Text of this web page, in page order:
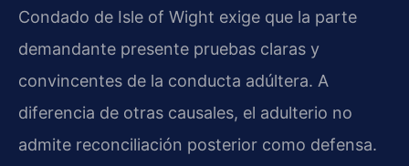
Condado de Isle of Wight exige que la parte
demandante presente pruebas claras y
convincentes de la conducta adúltera. A
diferencia de otras causales, el adulterio no
admite reconciliación posterior como defensa.